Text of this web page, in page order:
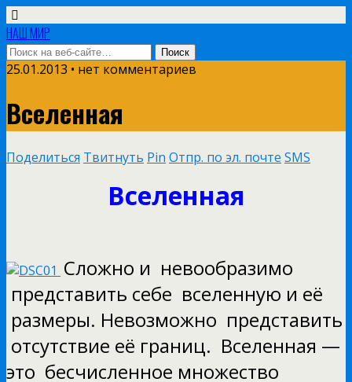
НАШ МИР
25.01.2013 • нет комментариев
Вселенная
Поделиться Твитнуть Pin Отпр. по эл. почте SMS
Вселенная
Сложно и невообразимо
представить себе вселенную и её
размеры. Невозможно представить
отсутствие её границ. Вселенная —
это бесчисленное множество